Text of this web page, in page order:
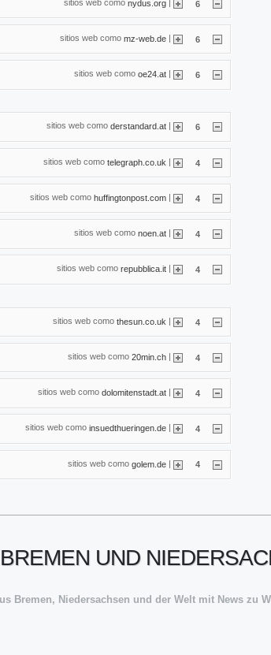
sitios web como nydus.org | 6
sitios web como mz-web.de | 6
sitios web como oe24.at 6
sitios web como derstandard.at 6
sitios web como telegraph.co.uk | 4
sitios web como huffingtonpost.com | 4
sitios web como noen.at | 4
sitios web como repubblica.it 4
sitios web como thesun.co.uk | 4
sitios web como 20min.ch | 4
sitios web como dolomitenstadt.at | 4
sitios web como insuedthueringen.de 4
sitios web como golem.de | 4
UND
Bremen, Niedersachsen und der Welt mit News zu